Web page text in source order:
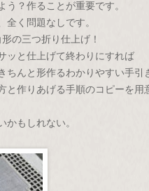
う？作ることが重要です。
く問題なしです。
の三つ折り仕上げ！
ッと仕上げて終わりにすれば
んと形作るわかりやすい手引
作りあげる手順のコピーを用
かもしれない。